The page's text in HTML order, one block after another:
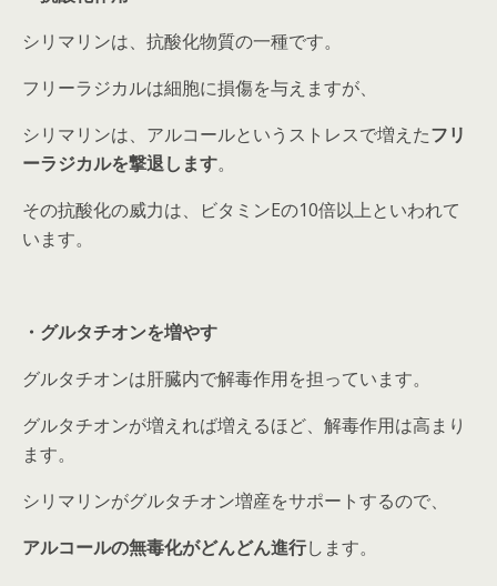
シリマリンは、抗酸化物質の一種です。
フリーラジカルは細胞に損傷を与えますが、
シリマリンは、アルコールというストレスで増えたフリ
ーラジカルを撃退します。
その抗酸化の威力は、ビタミンEの10倍以上といわれて
います。
・グルタチオンを増やす
グルタチオンは肝臓内で解毒作用を担っています。
グルタチオンが増えれば増えるほど、解毒作用は高まり
ます。
シリマリンがグルタチオン増産をサポートするので、
アルコールの無毒化がどんどん進行します。